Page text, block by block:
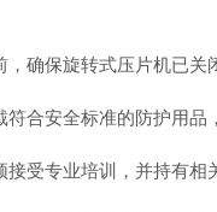
确保旋转式压片机已关
合安全标准的防护用品
受专业培训，并持有相